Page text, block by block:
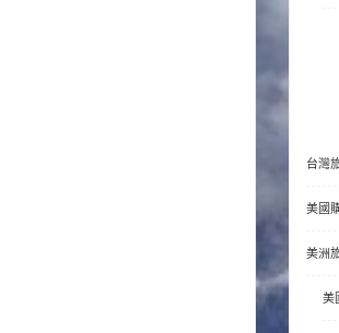
台灣
美國
美洲
美